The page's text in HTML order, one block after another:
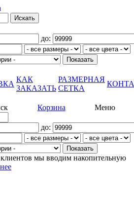
до:
КАК
ЗАКАЗАТЬ
РАЗМЕРНАЯ
СЕТКА
Меню
Корзина
до:
мы вводим накопительную